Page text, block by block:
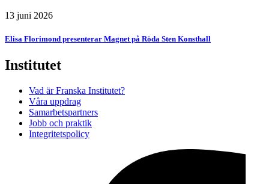
13 juni 2026
Elisa Florimond presenterar Magnet på Röda Sten Konsthall
Institutet
Vad är Franska Institutet?
Våra uppdrag
Samarbetspartners
Jobb och praktik
Integritetspolicy